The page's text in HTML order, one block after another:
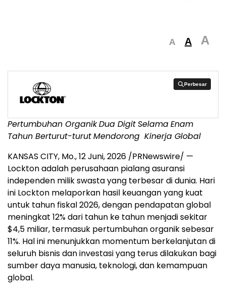
A A A
Perbesar
Perbesar
Pertumbuhan OrganikDua DigitSelamaEnam
Tahun Berturut-turutMendorong Kinerja Global
KANSAS CITY, Mo.,12 Juni, 2026 /PRNewswire/ —
Lockton adalah perusahaan pialang asuransi
independen milik swasta yang terbesar di dunia. Hari
ini Lockton melaporkan hasil keuangan yang kuat
untuk tahun fiskal 2026, dengan pendapatan global
meningkat 12% dari tahun ke tahun menjadi sekitar
$4,5 miliar, termasuk pertumbuhan organik sebesar
11%. Hal ini menunjukkan momentum berkelanjutan di
seluruh bisnis dan investasi yang terus dilakukan bagi
sumber daya manusia, teknologi, dan kemampuan
global.